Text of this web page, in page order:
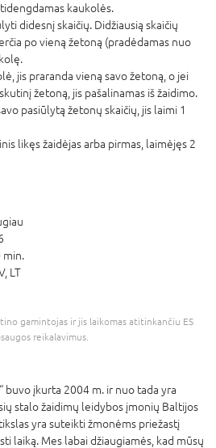
kaukolės.
didesnį skaičių. Didžiausią skaičių
po vieną žetoną (pradėdamas nuo
jis praranda vieną savo žetoną, o jei
žetoną, jis pašalinamas iš žaidimo.
pasiūlytą žetonų skaičių, jis laimi 1
likęs žaidėjas arba pirmas, laimėjęs 2
min.
LT
gamintojas ir jis laikomas atitinkančiu ES
reikalavimus.
buvo įkurta 2004 m. ir nuo tada yra
stalo žaidimų leidybos įmonių Baltijos
yra suteikti žmonėms priežastį
laiką. Mes labai džiaugiamės, kad mūsų